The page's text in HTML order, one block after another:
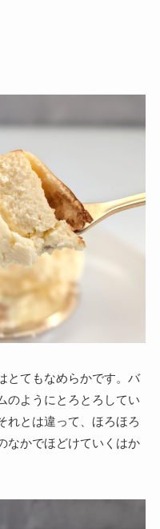
とてもなめらかです。バ
のようにとろとろしてい
れとは違って、ほろほろ
なかでほどけていくはか